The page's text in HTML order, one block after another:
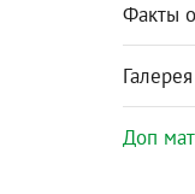
Факты
Галерея
Доп